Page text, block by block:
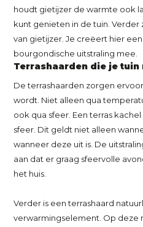
houdt gietijzer de warmte ook
kunt genieten in de tuin. Verder
van gietijzer. Je creëert hier
bourgondische uitstraling mee.
Terrashaarden die je
De terrashaarden zorgen
wordt. Niet alleen qua
ook qua sfeer. Een terras
sfeer. Dit geldt niet alleen
wanneer deze uit is. De
aan dat er graag sfeervolle
het huis.
Verder is een terrashaard
verwarmingselement. Op deze